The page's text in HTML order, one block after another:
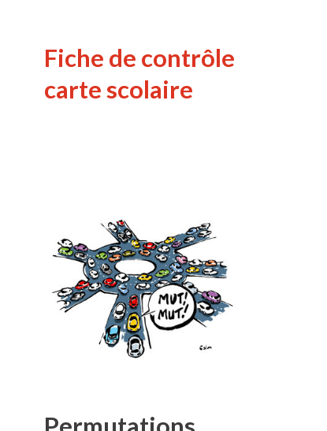
Fiche de contrôle
carte scolaire